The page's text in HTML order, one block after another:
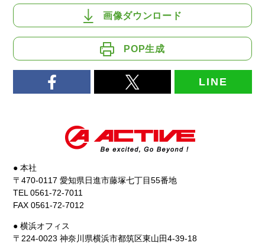
画像ダウンロード
POP生成
LINE
● 本社
〒470-0117 愛知県日進市藤塚七丁目55番地
TEL 0561-72-7011
FAX 0561-72-7012
● 横浜オフィス
〒224-0023 神奈川県横浜市都筑区東山田4-39-18